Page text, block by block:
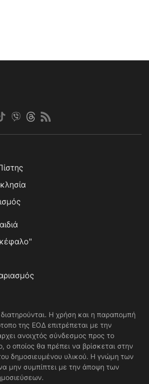
Η χρήση και η παραπομπή
της ΕΟΔ επιτρέπεται με την
ανοιχτός σύνδεσμος προς το
ο οποίος θα πρέπει να βρίσκεται στην
δημοσιευμένου υλικού. Η γνώμη των
μην συμπίπτει με την άποψη των